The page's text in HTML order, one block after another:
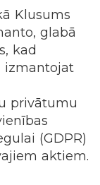
Klusums
glabā
kad
izmantojat
privātumu
(GDPR)
aktiem.